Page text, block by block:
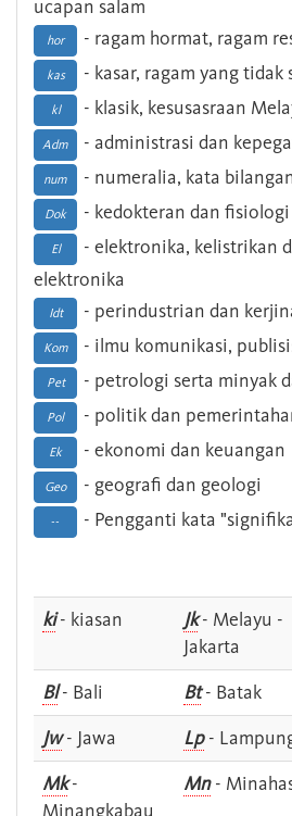
ucapan salam
hor - ragam hormat, ragam
kas - kasar, ragam yang tidak
kl - klasik, kesusasraan
Adm - administrasi dan
num - numeralia, kata
Dok - kedokteran dan fisiologi
El
- elektronika, kelistrikan
elektronika
Idt - perindustrian dan
Kom - ilmu komunikasi,
Pet - petrologi serta minyak
Pol - politik dan
Ek - ekonomi dan keuangan
Geo - geografi dan geologi
-- - Pengganti kata
ki- kiasan Jk- Melayu -
Jakarta
Bl- Bali Bt- Batak
Jw- Jawa Lp-
Mk-
Minangkabau
Mn-